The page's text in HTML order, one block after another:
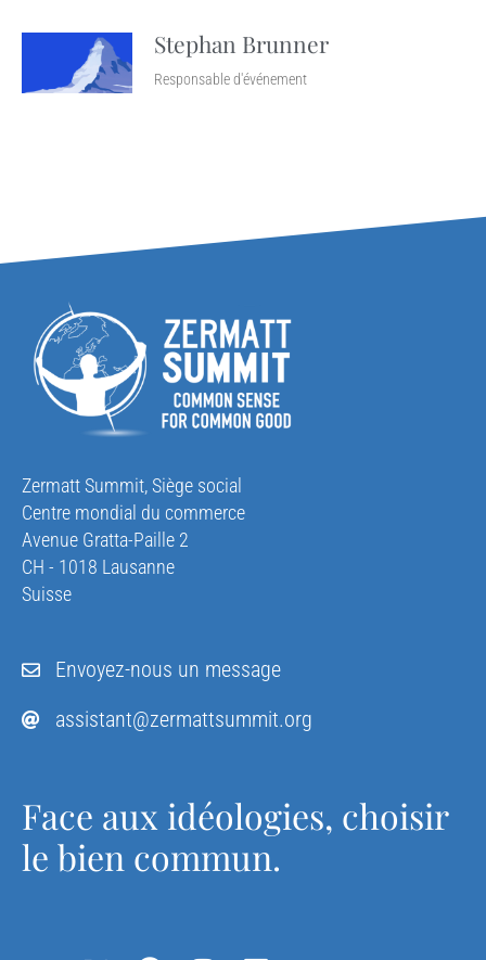
Stephan Brunner
Responsable d'événement
Zermatt Summit, Siège social
Centre mondial du commerce
Avenue Gratta-Paille 2
CH - 1018 Lausanne
Suisse
Envoyez-nous un message
assistant@zermattsummit.org
Face aux idéologies, choisir
le bien commun.